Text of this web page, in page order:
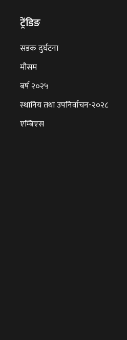
ट्रेंडिङ
सडक दुर्घटना
मौसम
बर्ष २०२५
स्थानिय तथा उपनिर्वाचन-२०२८
एम्बिएस